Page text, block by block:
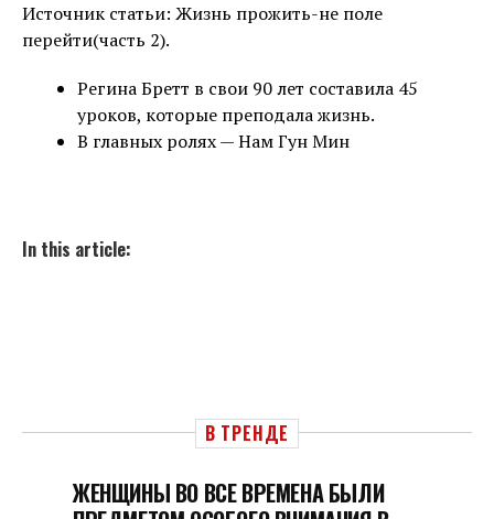
Источник статьи: Жизнь прожить-не поле
перейти(часть 2).
​Регина Бретт в свои 90 лет составила 45
уроков, которые преподала жизнь.
В главных ролях — Нам Гун Мин
In this article:
В ТРЕНДЕ
ЖЕНЩИНЫ ВО ВСЕ ВРЕМЕНА БЫЛИ